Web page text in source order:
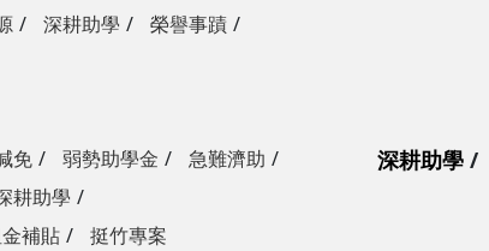
深耕助學
榮譽事蹟
免 弱勢助學金
急難濟助
耕助學
補貼
挺竹專案
深耕助學